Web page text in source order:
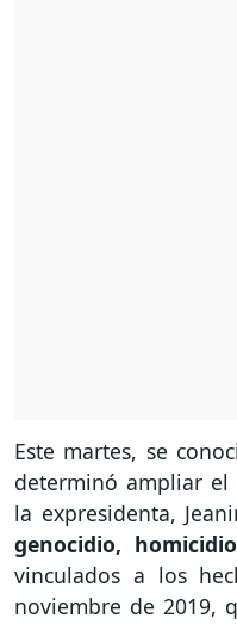
Este martes, se
determinó ampliar
la expresidenta,
genocidio,
vinculados a los
noviembre de 2019,